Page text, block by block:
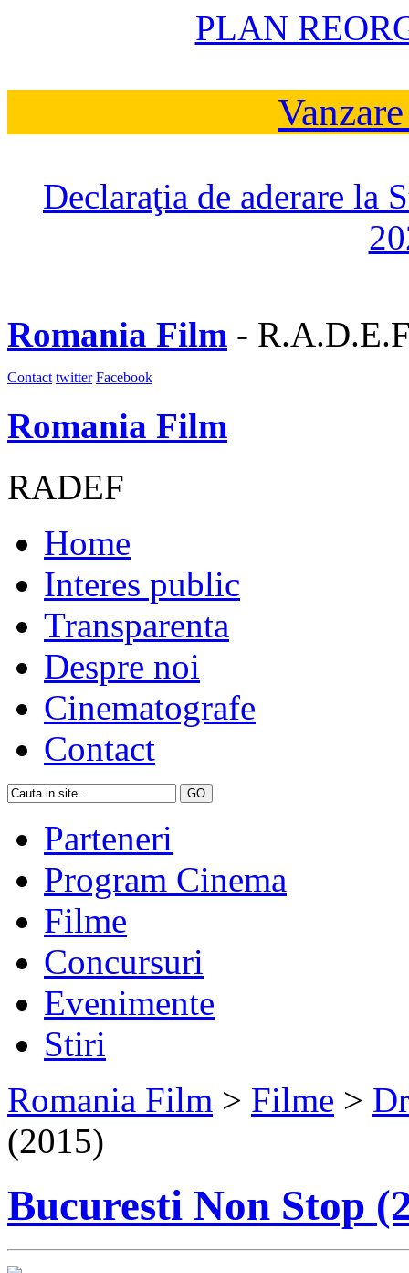
PLAN
Declaraţia de aderare la
Romania Film -
Contact twitter Facebook
Romania Film
RADEF
Home
Interes public
Transparenta
Despre noi
Cinematografe
Contact
Parteneri
Program Cinema
Filme
Concursuri
Evenimente
Stiri
Romania Film > Filme >
(2015)
Bucuresti Non Stop